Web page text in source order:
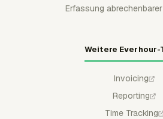
Erfassung
Weitere Everhour-
Invoicing
Reporting
Time Tracking